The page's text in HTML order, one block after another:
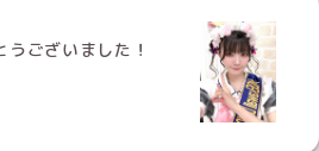
ございました！